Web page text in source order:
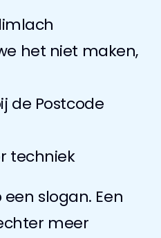
het niet maken,
de Postcode
techniek
slogan. Een
meer